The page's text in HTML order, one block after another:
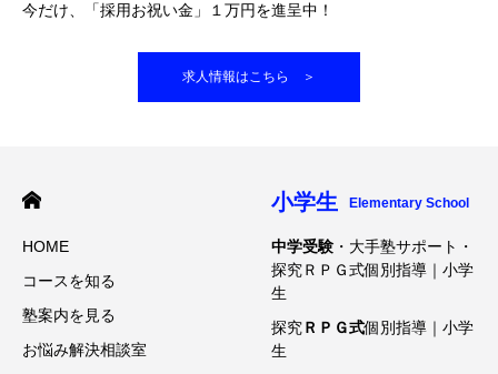
今だけ、「採用お祝い金」１万円を進呈中！
求人情報はこちら ＞
HOME
コースを知る
塾案内を見る
お悩み解決相談室
小学生 Elementary School
中学受験 ・大手塾サポート・
探究ＲＰＧ式個別指導｜小学
生
探究ＲＰＧ式個別指導｜小学
生